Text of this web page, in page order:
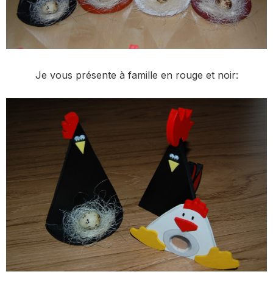
Je vous présente à famille en rouge et noir: